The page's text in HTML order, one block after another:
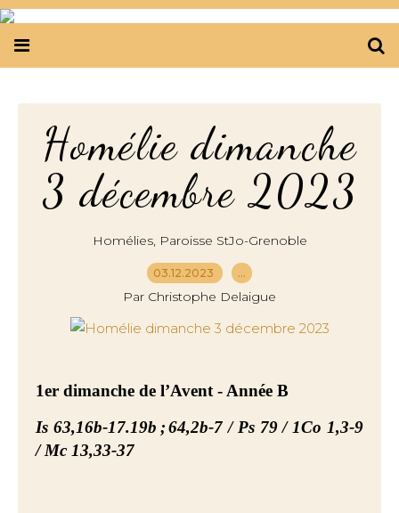
Homélie dimanche
3 décembre 2023
Homélies, Paroisse StJo-Grenoble
03.12.2023 …
Par Christophe Delaigue
1er dimanche de l’Avent - Année B
Is 63,16b-17.19b ; 64,2b-7 / Ps 79 / 1Co 1,3-9
/ Mc 13,33-37